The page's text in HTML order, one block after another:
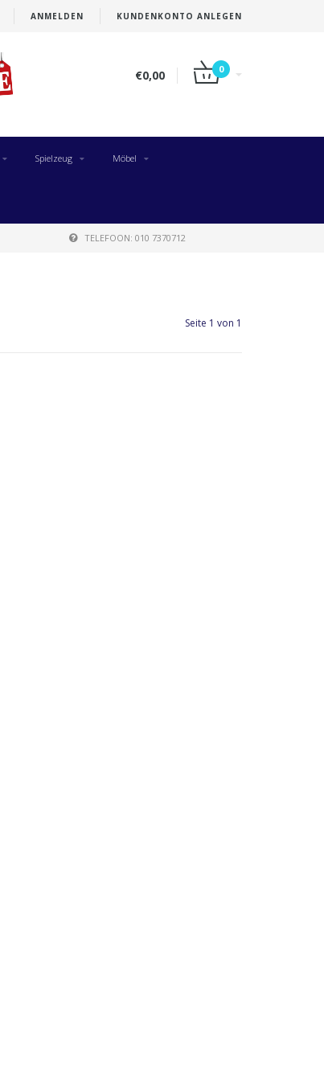
ANMELDEN KUNDENKONTO ANLEGEN
€0,00 0
Spielzeug Möbel
TELEFOON: 010 7370712
Seite 1 von 1